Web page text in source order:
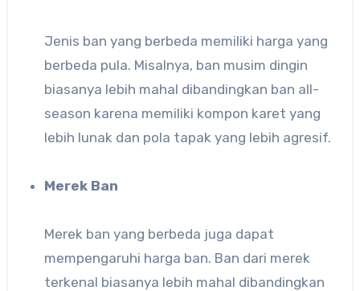
Jenis ban yang berbeda memiliki harga yang
berbeda pula. Misalnya, ban musim dingin
biasanya lebih mahal dibandingkan ban all-
season karena memiliki kompon karet yang
lebih lunak dan pola tapak yang lebih agresif.
Merek Ban
Merek ban yang berbeda juga dapat
mempengaruhi harga ban. Ban dari merek
terkenal biasanya lebih mahal dibandingkan